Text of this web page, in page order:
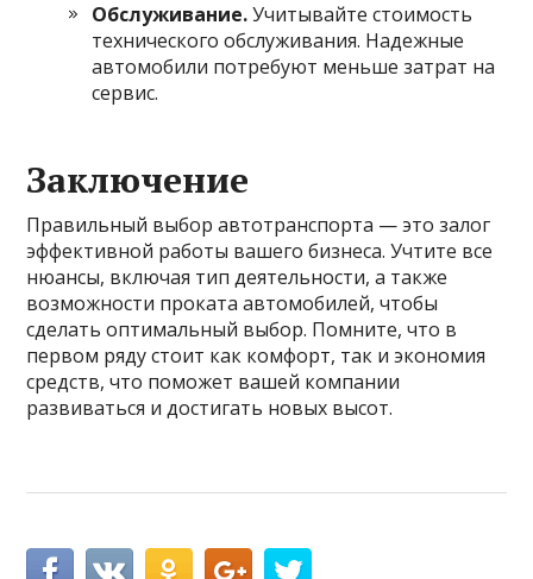
Обслуживание.Учитывайте стоимость
технического обслуживания. Надежные
автомобили потребуют меньше затрат на
сервис.
Заключение
Правильный выбор автотранспорта — это залог
эффективной работы вашего бизнеса. Учтите все
нюансы, включая тип деятельности, а также
возможности проката автомобилей, чтобы
сделать оптимальный выбор. Помните, что в
первом ряду стоит как комфорт, так и экономия
средств, что поможет вашей компании
развиваться и достигать новых высот.